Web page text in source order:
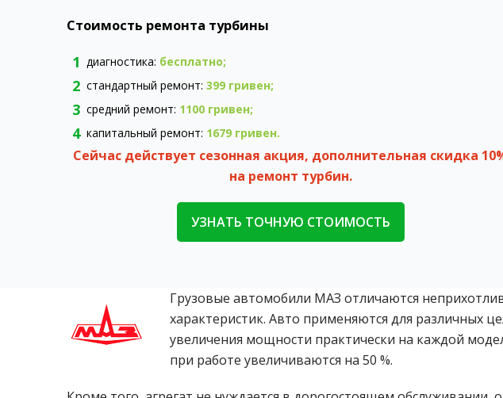
Стоимость ремонта турбины
диагностика: бесплатно;
стандартный ремонт: 399 гривен;
средний ремонт: 1100 гривен;
капитальный ремонт: 1679 гривен.
Сейчас действует сезонная акция, дополнительная скидка
на ремонт турбин.
УЗНАТЬ ТОЧНУЮ СТОИМОСТЬ
Грузовые автомобили МАЗ отличаются
характеристик. Авто применяются для различных
увеличения мощности практически на каждой
при работе увеличиваются на 50 %.